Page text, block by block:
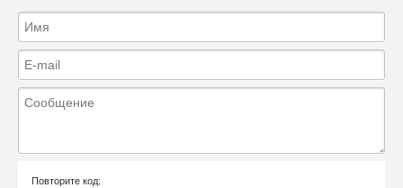
Повторите код: